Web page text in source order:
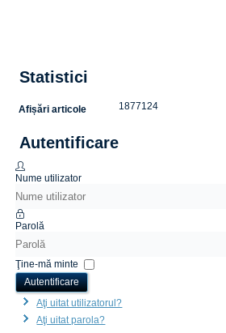
Statistici
Afișări articole 1877124
Autentificare
Nume utilizator
Parolă
Ţine-mă minte
Autentificare
Aţi uitat utilizatorul?
Aţi uitat parola?